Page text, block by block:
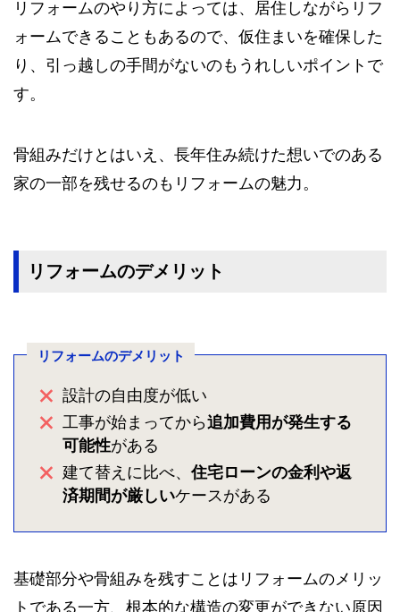
リフォームのやり方によっては、居住しながらリフ
ォームできることもあるので、仮住まいを確保した
り、引っ越しの手間がないのもうれしいポイントで
す。
骨組みだけとはいえ、長年住み続けた想いでのある
家の一部を残せるのもリフォームの魅力。
リフォームのデメリット
リフォームのデメリット
設計の自由度が低い
工事が始まってから追加費用が発生する
可能性がある
建て替えに比べ、住宅ローンの金利や返
済期間が厳しいケースがある
基礎部分や骨組みを残すことはリフォームのメリッ
トである一方、根本的な構造の変更ができない原因